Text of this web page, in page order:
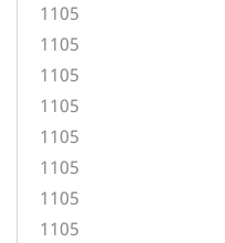
1105
1105
1105
1105
1105
1105
1105
1105